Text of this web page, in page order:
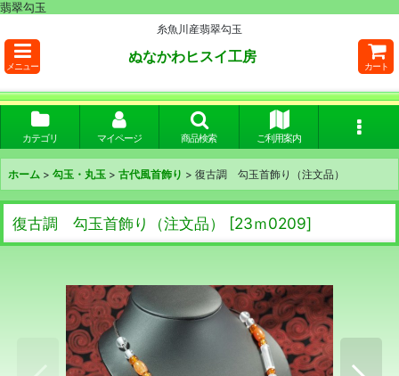
翡翠勾玉
糸魚川産翡翠勾玉
メニュー
ぬなかわヒスイ工房
カート
カテゴリ マイページ 商品検索 ご利用案内
ホーム > 勾玉・丸玉 > 古代風首飾り > 復古調 勾玉首飾り（注文品）
復古調 勾玉首飾り（注文品） [23ｍ0209]